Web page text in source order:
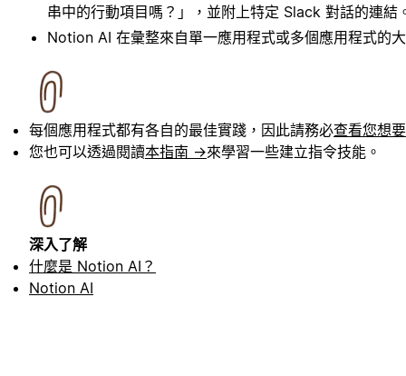
串中的行動項目嗎？」，並附上特定 Slack 對話的連結
Notion AI 在彙整來自單一應用程式或多個應用程式的
每個應用程式都有各自的最佳實踐，因此請務必查看您想
您也可以透過閱讀本指南 →來學習一些建立指令技能。
深入了解
什麼是 Notion AI？
Notion AI